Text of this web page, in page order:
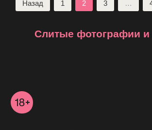
записей
Назад 1 2 3 …
Слитые фотографии и